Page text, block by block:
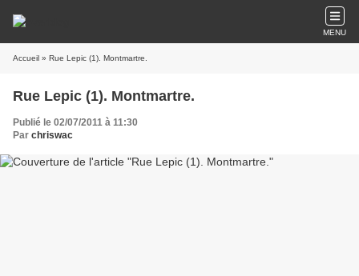
MENU
Accueil » Rue Lepic (1). Montmartre.
Rue Lepic (1). Montmartre.
Publié le 02/07/2011 à 11:30
Par chriswac